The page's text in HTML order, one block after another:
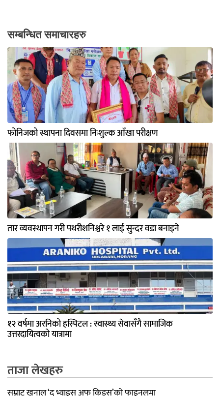
सम्बन्धित समाचारहरु
फोनिजको स्थापना दिवसमा निःशुल्क आँखा परीक्षण
तार व्यवस्थापन गरी पथरीशनिश्चरे १ लाई सुन्दर वडा बनाइने
१२ वर्षमा अरनिको हस्पिटल : स्वास्थ्य सेवासँगै सामाजिक
उत्तरदायित्वको यात्रामा
ताजा लेखहरु